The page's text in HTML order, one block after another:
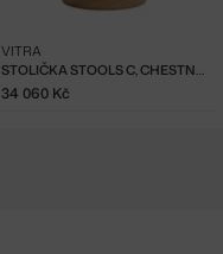
STOLIČKA STOOLS C, CHESTNUT NATURAL
VITRA
34 060 Kč